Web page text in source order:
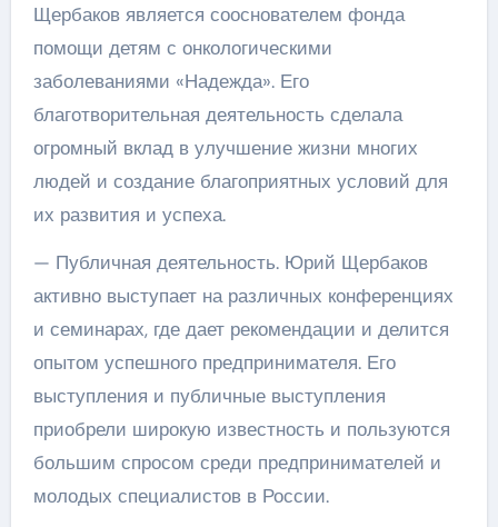
Щербаков является сооснователем фонда
помощи детям с онкологическими
заболеваниями «Надежда». Его
благотворительная деятельность сделала
огромный вклад в улучшение жизни многих
людей и создание благоприятных условий для
их развития и успеха.
— Публичная деятельность. Юрий Щербаков
активно выступает на различных конференциях
и семинарах, где дает рекомендации и делится
опытом успешного предпринимателя. Его
выступления и публичные выступления
приобрели широкую известность и пользуются
большим спросом среди предпринимателей и
молодых специалистов в России.